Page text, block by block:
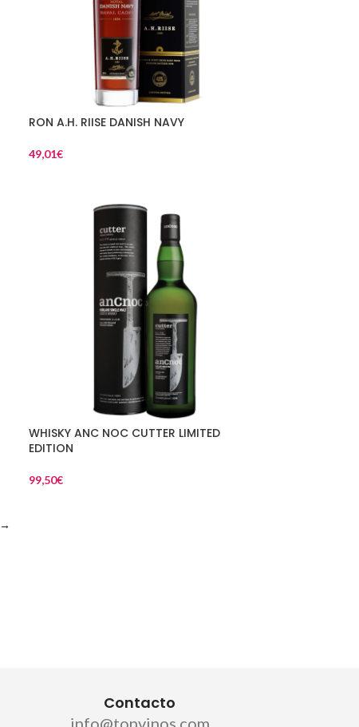
RON A.H. RIISE DANISH NAVY
49,01€
WHISKY ANC NOC CUTTER LIMITED
EDITION
99,50€
→
Contacto
info@topvinos.com